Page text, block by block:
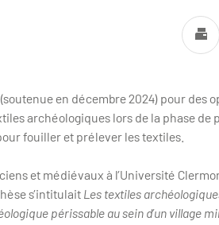
en décembre 2024) pour des
archéologiques lors de la phase de
fouiller et prélever les textiles.
et médiévaux à l’Université
s’intitulait Les textiles
périssable au sein d’un village